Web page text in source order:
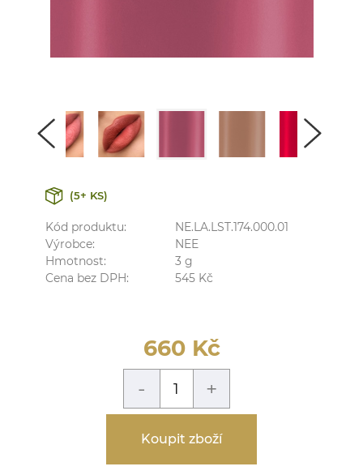
(5+ KS)
Kód produktu:
NE.LA.LST.174.000.01
Výrobce:
NEE
Hmotnost:
3 g
Cena bez DPH:
545 Kč
660 Kč
- +
Koupit zboží